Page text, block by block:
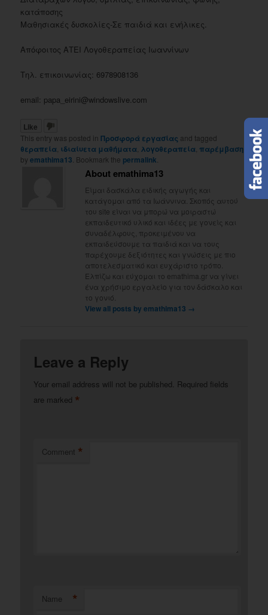
κατάποσης
Μαθησιακές δυσκολίες-Σε παιδιά και ενήλικες.
Απόφοιτος ΑΤΕΙ Λογοθεραπείας Ιωαννίνων
Τηλ. επικοινωνίας: 6978908136
email: papa_eirini@windowslive.com
Like
This entry was posted inΠροσφορά εργασίας and tagged
θεραπεία ιδιαίυετα μαθήματα λογοθεραπεία παρέμβαση
byemathima13 . Bookmark the permalink
About emathima13
Είμαι δασκάλα ειδικής αγωγής και
κατάγομαι από τα Ιωάννινα. Σκοπός αυτού
του site είναι να μπορώ να μοιραστώ
εκπαιδευτικό υλικό και ιδέες με γονείς και
συναδέλφους, προκειμένου να
εκπαιδεύσουμε τα παιδιά και να τους
παρέχουμε δεξιότητες και γνώσεις με πιο
αποτελεσματικό και ευχάριστο τρόπο.
Ελπίζω και εύχομαι το emathima.gr να γίνει
ένα χρήσιμο εργαλείο για τον δάσκαλο και
το γονιό.
View all posts by emathima13 →
Leave a Reply
Your email address will not be published. Required fields
are marked *
Comment *
Name *